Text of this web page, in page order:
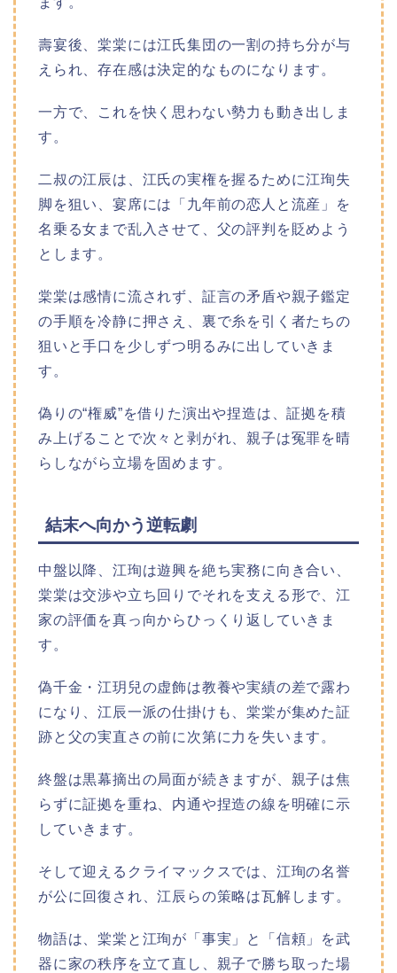
壽宴後、棠棠には江氏集団の一割の持ち分が与
えられ、存在感は決定的なものになります。
一方で、これを快く思わない勢力も動き出しま
す。
二叔の江辰は、江氏の実権を握るために江珣失
脚を狙い、宴席には「九年前の恋人と流産」を
名乗る女まで乱入させて、父の評判を貶めよう
とします。
棠棠は感情に流されず、証言の矛盾や親子鑑定
の手順を冷静に押さえ、裏で糸を引く者たちの
狙いと手口を少しずつ明るみに出していきま
す。
偽りの“権威”を借りた演出や捏造は、証拠を積
み上げることで次々と剥がれ、親子は冤罪を晴
らしながら立場を固めます。
結末へ向かう逆転劇
中盤以降、江珣は遊興を絶ち実務に向き合い、
棠棠は交渉や立ち回りでそれを支える形で、江
家の評価を真っ向からひっくり返していきま
す。
偽千金・江玥兒の虚飾は教養や実績の差で露わ
になり、江辰一派の仕掛けも、棠棠が集めた証
跡と父の実直さの前に次第に力を失います。
終盤は黒幕摘出の局面が続きますが、親子は焦
らずに証拠を重ね、内通や捏造の線を明確に示
していきます。
そして迎えるクライマックスでは、江珣の名誉
が公に回復され、江辰らの策略は瓦解します。
物語は、棠棠と江珣が「事実」と「信頼」を武
器に家の秩序を立て直し、親子で勝ち取った場